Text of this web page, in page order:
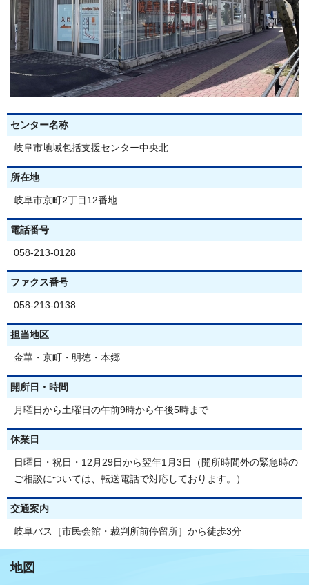
センター名称
岐阜市地域包括支援センター中央北
所在地
岐阜市京町2丁目12番地
電話番号
058-213-0128
ファクス番号
058-213-0138
担当地区
金華・京町・明徳・本郷
開所日・時間
月曜日から土曜日の午前9時から午後5時まで
休業日
日曜日・祝日・12月29日から翌年1月3日（開所時間外の緊急時の
ご相談については、転送電話で対応しております。）
交通案内
岐阜バス［市民会館・裁判所前停留所］から徒歩3分
地図